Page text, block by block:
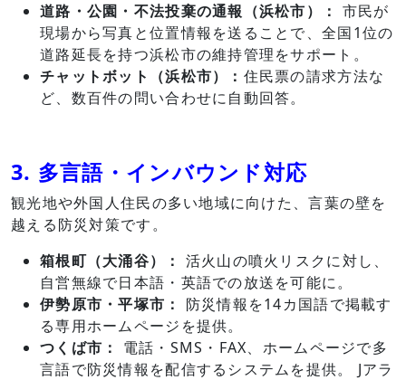
道路・公園・不法投棄の通報（浜松市）： 市民が
現場から写真と位置情報を送ることで、全国1位の
道路延長を持つ浜松市の維持管理をサポート。
チャットボット（浜松市）： 住民票の請求方法な
ど、数百件の問い合わせに自動回答。
3. 多言語・インバウンド対応
観光地や外国人住民の多い地域に向けた、言葉の壁を
越える防災対策です。
箱根町（大涌谷）： 活火山の噴火リスクに対し、
自営無線で日本語・英語での放送を可能に。
伊勢原市・平塚市： 防災情報を14カ国語で掲載す
る専用ホームページを提供。
つくば市：
電話・SMS・FAX、ホームページで多
言語で防災情報を配信するシステムを提供。 Jアラ